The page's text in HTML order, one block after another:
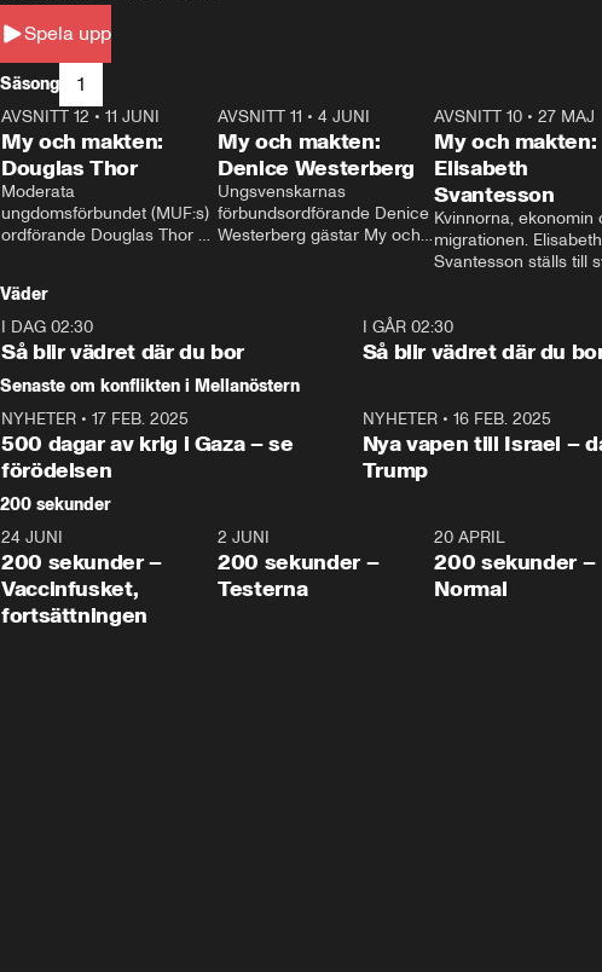
Spela upp
Säsong 1
26:27
AVSNITT 12 • 11 JUNI
My och makten:
Douglas Thor
Moderata
ungdomsförbundet (MUF:s)
ordförande Douglas Thor
tonårsutvisningarna och hur
Moderaterna ska locka
väljare till valet i höst.
23:40
AVSNITT 11 •4 JUNI
My och makten:
Denice Westerberg
Ungsvenskarnas
förbundsordförande Denice
Westerberg gästar My och
AVSNITT 10 •27 MAJ
My och makten:
Elisabeth
Svantesson
Kvinnorna, ekonomin
migrationen. Elisabeth
Svantesson ställs till
Väder
I DAG 02:30
Så blir vädret där du bor
I GÅR 02:30
Så blir vädret där du
Senaste om konflikten i Mellanöstern
NYHETER • 17 FEB. 2025
500 dagar av krig i Gaza – se
förödelsen
NYHETER• 16 FEB. 2025
Nya vapen till Israel –
Trump
200 sekunder
5:00
24 JUNI
200 sekunder –
Vaccinfusket,
fortsättningen
4:23
2 JUNI
200 sekunder –
Testerna
20 APRIL
200 sekunder –
Normal